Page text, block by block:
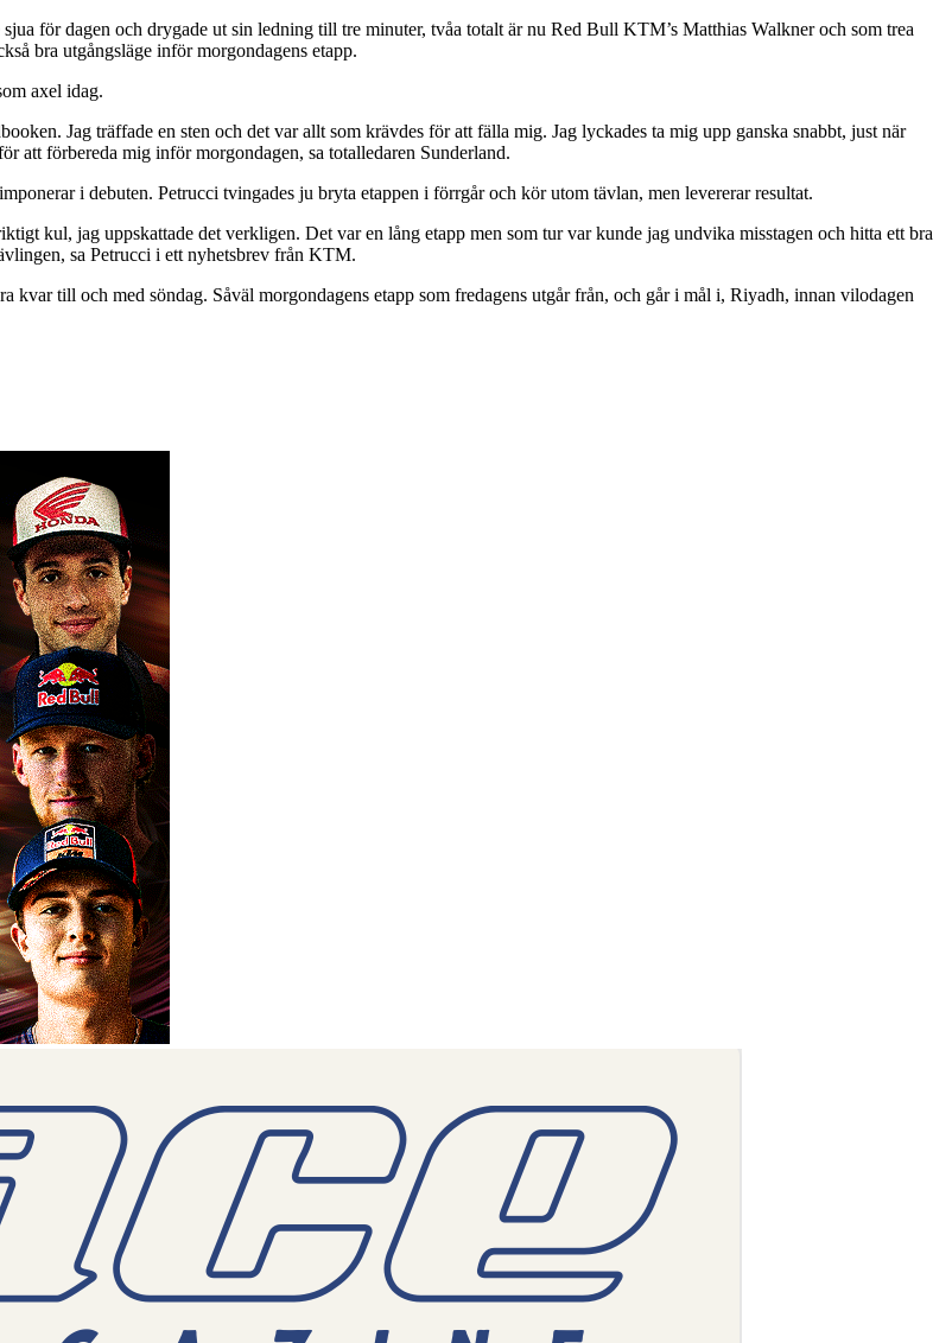
för dagen och drygade ut sin ledning till tre minuter, tvåa totalt är nu Red Bull KTM’s Matthias Walkner och som trea
bra utgångsläge inför morgondagens etapp.
axel idag.
Jag träffade en sten och det var allt som krävdes för att fälla mig. Jag lyckades ta mig upp ganska snabbt, just när
att förbereda mig inför morgondagen, sa totalledaren Sunderland.
i debuten. Petrucci tvingades ju bryta etappen i förrgår och kör utom tävlan, men levererar resultat.
kul, jag uppskattade det verkligen. Det var en lång etapp men som tur var kunde jag undvika misstagen och hitta ett bra
sa Petrucci i ett nyhetsbrev från KTM.
till och med söndag. Såväl morgondagens etapp som fredagens utgår från, och går i mål i, Riyadh, innan vilodagen